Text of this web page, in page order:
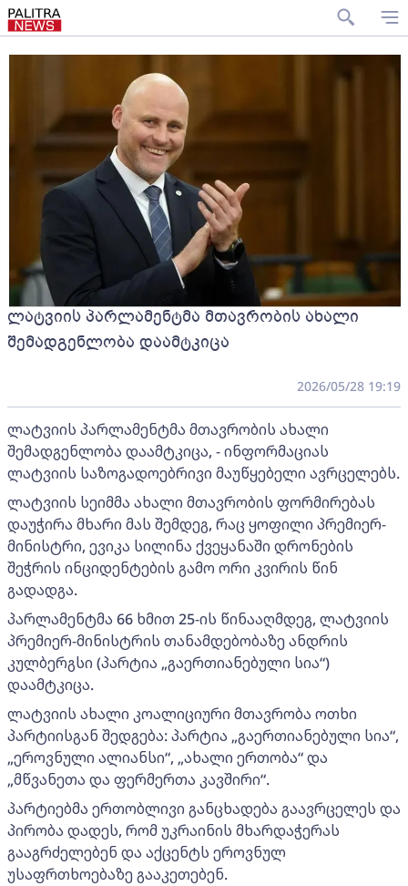
ლატვიის პარლამენტმა მთავრობის ახალი
შემადგენლობა დაამტკიცა
2026/05/28 19:19
ლატვიის პარლამენტმა მთავრობის ახალი
შემადგენლობა დაამტკიცა, - ინფორმაციას
ლატვიის საზოგადოებრივი მაუწყებელი ავრცელებს.
ლატვიის სეიმმა ახალი მთავრობის ფორმირებას
დაუჭირა მხარი მას შემდეგ, რაც ყოფილი პრემიერ-
მინისტრი, ევიკა სილინა ქვეყანაში დრონების
შეჭრის ინციდენტების გამო ორი კვირის წინ
გადადგა.
პარლამენტმა 66 ხმით 25-ის წინააღმდეგ, ლატვიის
პრემიერ-მინისტრის თანამდებობაზე ანდრის
კულბერგსი (პარტია „გაერთიანებული სია“)
დაამტკიცა.
ლატვიის ახალი კოალიციური მთავრობა ოთხი
პარტიისგან შედგება: პარტია „გაერთიანებული სია“,
„ეროვნული ალიანსი“, „ახალი ერთობა“ და
„მწვანეთა და ფერმერთა კავშირი“.
პარტიებმა ერთობლივი განცხადება გაავრცელეს და
პირობა დადეს, რომ უკრაინის მხარდაჭერას
გააგრძელებენ და აქცენტს ეროვნულ
უსაფრთხოებაზე გააკეთებენ.